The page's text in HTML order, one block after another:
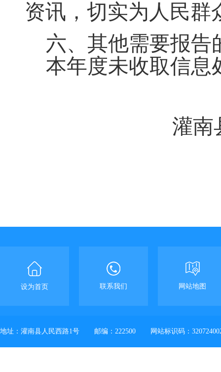
资讯，切实为人民群
六、其他需要报告
本年度未收取信息
灌南
设为首页 联系我们 网站地图
地址：灌南县人民西路1号 邮编：222500 网站标识码：